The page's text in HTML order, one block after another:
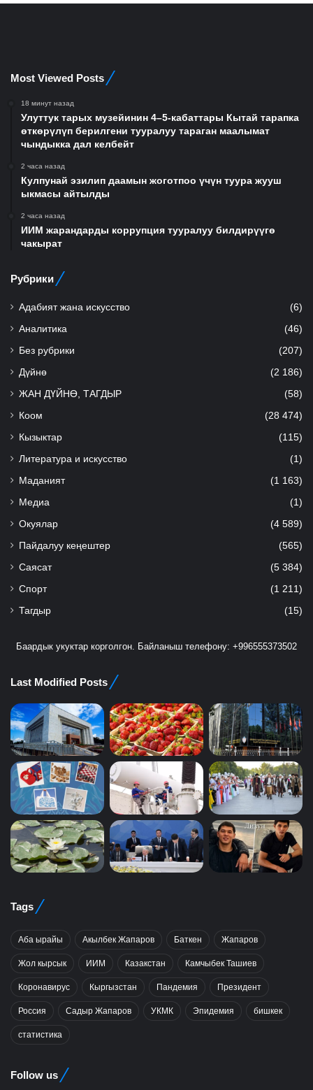
Most Viewed Posts
18 минут назад
Улуттук тарых музейинин 4–5-кабаттары Кытай тарапка
өткөрүлүп берилгени тууралуу тараган маалымат
чындыкка дал келбейт
2 часа назад
Кулпунай эзилип даамын жоготпоо үчүн туура жууш
ыкмасы айтылды
2 часа назад
ИИМ жарандарды коррупция тууралуу билдирүүгө
чакырат
Рубрики
Адабият жана искусство (6)
Аналитика (46)
Без рубрики (207)
Дүйнө (2 186)
ЖАН ДҮЙНӨ, ТАГДЫР (58)
Коом (28 474)
Кызыктар (115)
Литература и искусство (1)
Маданият (1 163)
Медиа (1)
Окуялар (4 589)
Пайдалуу кеңештер (565)
Саясат (5 384)
Спорт (1 211)
Тагдыр (15)
Баардык укуктар корголгон. Байланыш телефону: +996555373502
Last Modified Posts
Tags
Аба ырайы Акылбек Жапаров Баткен Жапаров
Жол кырсык ИИМ Казакстан Камчыбек Ташиев
Коронавирус Кыргызстан Пандемия Президент
Россия Садыр Жапаров УКМК Эпидемия бишкек
статистика
Follow us